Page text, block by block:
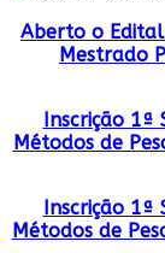
Aberto o
Mestrado
Inscrição 1ª
Métodos de
Inscrição 1ª
Métodos de